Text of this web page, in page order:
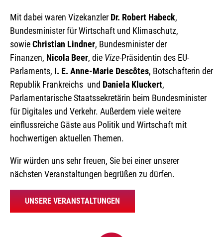
Mit dabei waren Vizekanzler Dr. Robert Habeck,
Bundesminister für Wirtschaft und Klimaschutz,
sowieChristian Lindner, Bundesminister der
Finanzen, Nicola Beer, die Vize-Präsidentin des EU-
Parlaments, I. E. Anne-Marie Descôtes, Botschafterin der
Republik Frankreichs und Daniela Kluckert,
Parlamentarische Staatssekretärin beim Bundesminister
für Digitales und Verkehr. Außerdem viele weitere
einflussreiche Gäste aus Politik und Wirtschaft mit
hochwertigen aktuellen Themen.
Wir würden uns sehr freuen, Sie bei einer unserer
nächsten Veranstaltungen begrüßen zu dürfen.
UNSERE VERANSTALTUNGEN